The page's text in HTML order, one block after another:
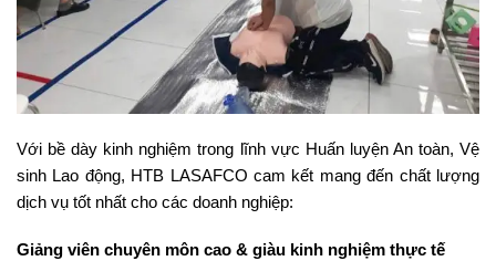
Với bề dày kinh nghiệm trong lĩnh vực Huấn luyện An toàn, Vệ
sinh Lao động, HTB LASAFCO cam kết mang đến chất lượng
dịch vụ tốt nhất cho các doanh nghiệp:
Giảng viên chuyên môn cao & giàu kinh nghiệm thực tế